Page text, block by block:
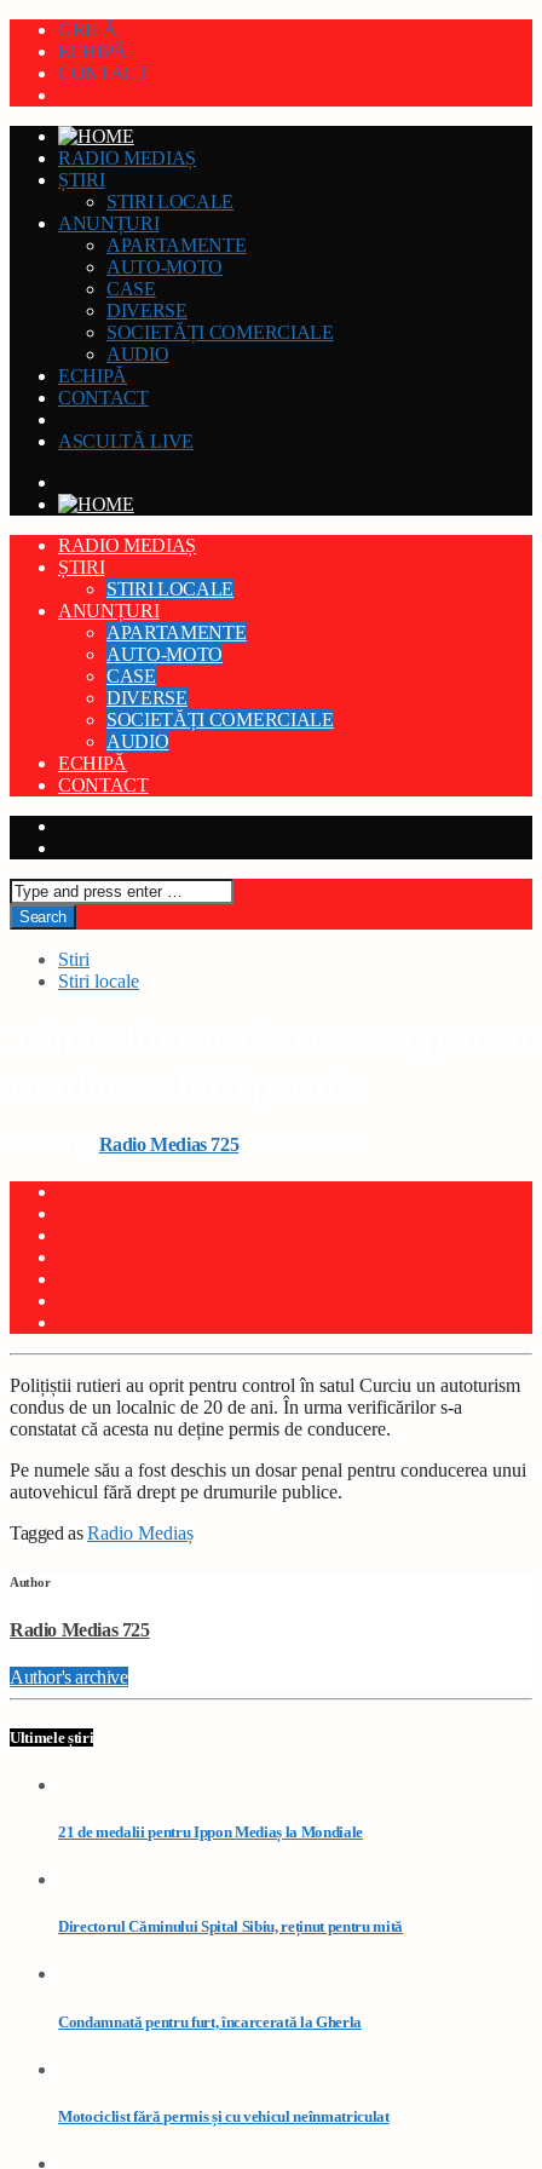
GRILĂ
ECHIPĂ
CONTACT
RADIO MEDIAȘ
ȘTIRI
STIRI LOCALE
ANUNȚURI
APARTAMENTE
AUTO-MOTO
CASE
DIVERSE
SOCIETĂȚI COMERCIALE
AUDIO
ECHIPĂ
CONTACT
ASCULTĂ LIVE
RADIO MEDIAȘ
ȘTIRI
STIRI LOCALE
ANUNȚURI
APARTAMENTE
AUTO-MOTO
CASE
DIVERSE
SOCIETĂȚI COMERCIALE
AUDIO
ECHIPĂ
CONTACT
Stiri
Stiri locale
Radio Medias 725on 14 mai 2025
Polițiștii rutieri au oprit pentru control în satul Curciu un autoturism
condus de un localnic de 20 de ani. În urma verificărilor s-a
constatat că acesta nu deține permis de conducere.
Pe numele său a fost deschis un dosar penal pentru conducerea unui
autovehicul fără drept pe drumurile publice.
Tagged asRadio Mediaș
Author
Radio Medias 725
Author's archive
Ultimele știri
21 de medalii pentru Ippon Mediaș la Mondiale
Directorul Căminului Spital Sibiu, reținut pentru mită
Condamnată pentru furt, încarcerată la Gherla
Motociclist fără permis și cu vehicul neînmatriculat